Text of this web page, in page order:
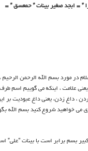
زهرا ” = ابجد صغیر بینات ” حمعسق ” =
در مورد بسم الله الرحمن الرحیم
یعنی علامت ، اینکه می گوییم
، داغ زدن، یعنی داغ عبودیت بر
می خواهید شروع کنید بسم الله
بسم برابر است با بینات ”علی”